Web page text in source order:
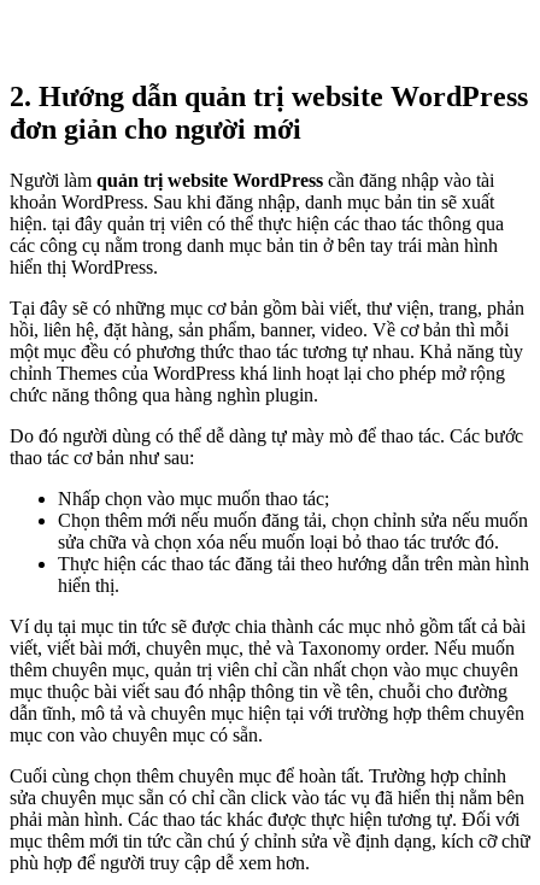
2. Hướng dẫn quản trị website WordPress
đơn giản cho người mới
Người làm quản trị website WordPress cần đăng nhập vào tài
khoản WordPress. Sau khi đăng nhập, danh mục bản tin sẽ xuất
hiện. tại đây quản trị viên có thể thực hiện các thao tác thông qua
các công cụ nằm trong danh mục bản tin ở bên tay trái màn hình
hiển thị WordPress.
Tại đây sẽ có những mục cơ bản gồm bài viết, thư viện, trang, phản
hồi, liên hệ, đặt hàng, sản phẩm, banner, video. Về cơ bản thì mỗi
một mục đều có phương thức thao tác tương tự nhau. Khả năng tùy
chỉnh Themes của WordPress khá linh hoạt lại cho phép mở rộng
chức năng thông qua hàng nghìn plugin.
Do đó người dùng có thể dễ dàng tự mày mò để thao tác. Các bước
thao tác cơ bản như sau:
Nhấp chọn vào mục muốn thao tác;
Chọn thêm mới nếu muốn đăng tải, chọn chỉnh sửa nếu muốn
sửa chữa và chọn xóa nếu muốn loại bỏ thao tác trước đó.
Thực hiện các thao tác đăng tải theo hướng dẫn trên màn hình
hiển thị.
Ví dụ tại mục tin tức sẽ được chia thành các mục nhỏ gồm tất cả bài
viết, viết bài mới, chuyên mục, thẻ và Taxonomy order. Nếu muốn
thêm chuyên mục, quản trị viên chỉ cần nhất chọn vào mục chuyên
mục thuộc bài viết sau đó nhập thông tin về tên, chuỗi cho đường
dẫn tĩnh, mô tả và chuyên mục hiện tại với trường hợp thêm chuyên
mục con vào chuyên mục có sẵn.
Cuối cùng chọn thêm chuyên mục để hoàn tất. Trường hợp chỉnh
sửa chuyên mục sẵn có chỉ cần click vào tác vụ đã hiển thị nằm bên
phải màn hình. Các thao tác khác được thực hiện tương tự. Đối với
mục thêm mới tin tức cần chú ý chỉnh sửa về định dạng, kích cỡ chữ
phù hợp để người truy cập dễ xem hơn.